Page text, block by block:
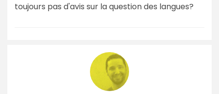
toujours pas d'avis sur la question des langues?